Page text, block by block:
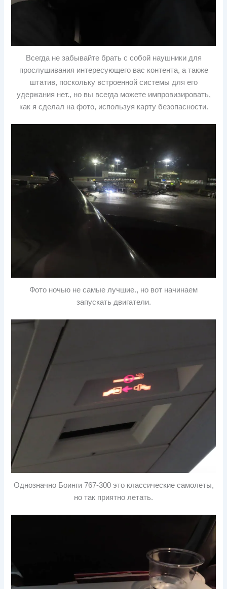
Всегда не забывайте брать с собой наушники для
прослушивания интересующего вас контента, а также
штатив, поскольку встроенной системы для его
удержания нет., но вы всегда можете импровизировать,
как я сделал на фото, используя карту безопасности.
Фото ночью не самые лучшие., но вот начинаем
запускать двигатели.
Однозначно Боинги 767-300 это классические самолеты,
но так приятно летать.